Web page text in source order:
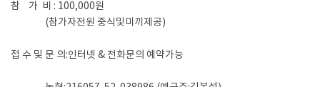
참 가 비 : 100,000원
(참가자전원 중식및미끼제공)
접 수 및 문 의:인터넷 & 전화문의 예약가능